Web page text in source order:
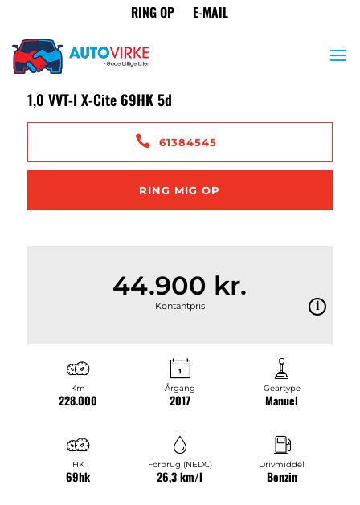
Tilbage til søgeresultat
Toyota Aygo
1,0 VVT-I X-Cite 69HK 5d
61384545
RING MIG OP
44.900 kr.
Kontantpris
Km
228.000
Årgang
2017
Geartype
Manuel
HK
69hk
Forbrug (NEDC)
26,3 km/l
Drivmiddel
Benzin